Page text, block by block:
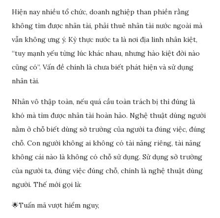
Hiện nay nhiều tổ chức, doanh nghiệp than phiền rằng
không tìm được nhân tài, phải thuê nhân tài nước ngoài mà
vẫn không ưng ý. Kỳ thực nước ta là nơi địa linh nhân kiệt,
“tuy mạnh yếu từng lúc khác nhau, nhưng hào kiệt đời nào
cũng có”. Vấn đề chính là chưa biết phát hiện và sử dụng
nhân tài.
Nhân vô thập toàn, nếu quá cầu toàn trách bị thì đúng là
khó mà tìm được nhân tài hoàn hảo. Nghệ thuật dùng người
nằm ở chỗ biết dùng sở trường của người ta đúng việc, đúng
chỗ. Con người không ai không có tài năng riêng, tài năng
không cái nào là không có chỗ sử dụng. Sử dụng sở trường
của người ta, đúng việc đúng chỗ, chính là nghệ thuật dùng
người. Thế mới gọi là:
🌟Tuấn mã vượt hiểm nguy,